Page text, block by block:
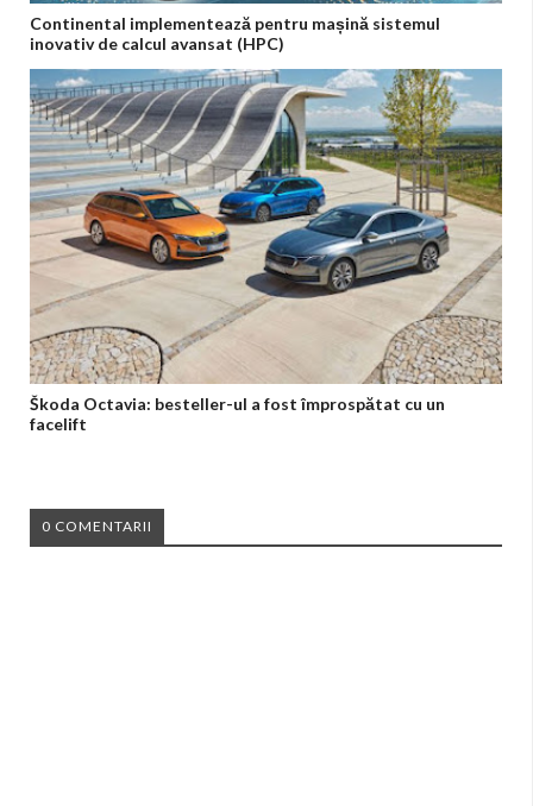
Continental implementează pentru mașină sistemul
inovativ de calcul avansat (HPC)
Škoda Octavia: besteller-ul a fost împrospătat cu un
facelift
0 COMENTARII